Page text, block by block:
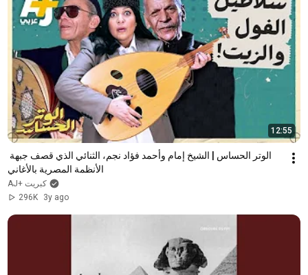
12:55
الأنظمة المصرية بالأغاني
AJ+ كبريت
296K
3y ago